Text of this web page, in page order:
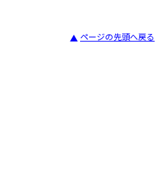
ページの先頭へ戻る